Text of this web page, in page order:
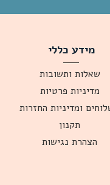
מידע כללי
שאלות ותשובות
מדיניות פרטיות
ומדיניות החזרות
תקנון
הצהרת נגישות